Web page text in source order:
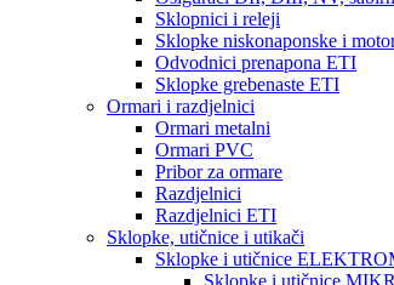
Sklopnici i releji
Sklopke niskonaponske i
Odvodnici prenapona ETI
Sklopke grebenaste ETI
Ormari i razdjelnici
Ormari metalni
Ormari PVC
Pribor za ormare
Razdjelnici
Razdjelnici ETI
Sklopke, utičnice i utikači
Sklopke i utičnice
Sklopke i utičnice